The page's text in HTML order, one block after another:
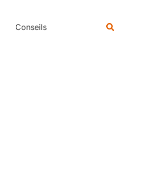
Conseils